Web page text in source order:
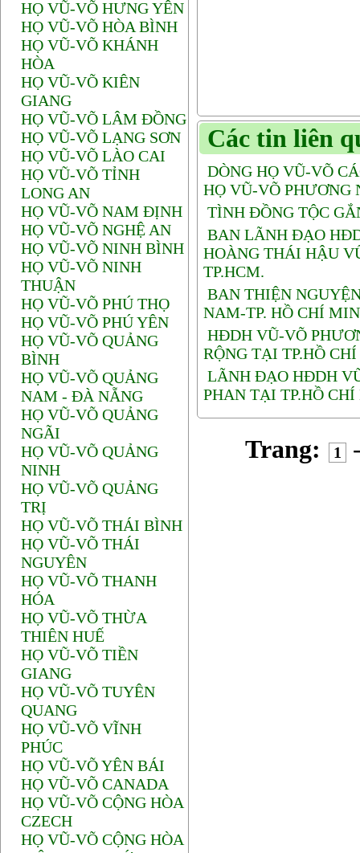
HỌ VŨ-VÕ HƯNG YÊN
HỌ VŨ-VÕ HÒA BÌNH
HỌ VŨ-VÕ KHÁNH
HÒA
HỌ VŨ-VÕ KIÊN
GIANG
HỌ VŨ-VÕ LÂM ĐỒNG
HỌ VŨ-VÕ LẠNG SƠN
HỌ VŨ-VÕ LÀO CAI
HỌ VŨ-VÕ TỈNH
LONG AN
HỌ VŨ-VÕ NAM ĐỊNH
HỌ VŨ-VÕ NGHỆ AN
HỌ VŨ-VÕ NINH BÌNH
HỌ VŨ-VÕ NINH
THUẬN
HỌ VŨ-VÕ PHÚ THỌ
HỌ VŨ-VÕ PHÚ YÊN
HỌ VŨ-VÕ QUẢNG
BÌNH
HỌ VŨ-VÕ QUẢNG
NAM - ĐÀ NẴNG
HỌ VŨ-VÕ QUẢNG
NGÃI
HỌ VŨ-VÕ QUẢNG
NINH
HỌ VŨ-VÕ QUẢNG
TRỊ
HỌ VŨ-VÕ THÁI BÌNH
HỌ VŨ-VÕ THÁI
NGUYÊN
HỌ VŨ-VÕ THANH
HÓA
HỌ VŨ-VÕ THỪA
THIÊN HUẾ
HỌ VŨ-VÕ TIỀN
GIANG
HỌ VŨ-VÕ TUYÊN
QUANG
HỌ VŨ-VÕ VĨNH
PHÚC
HỌ VŨ-VÕ YÊN BÁI
HỌ VŨ-VÕ CANADA
HỌ VŨ-VÕ CỘNG HÒA
CZECH
HỌ VŨ-VÕ CỘNG HÒA
Các tin liên
DÒNG HỌ VŨ-VÕ
HỌ VŨ-VÕ PHƯƠNG
TÌNH ĐỒNG TỘC
BAN LÃNH ĐẠO
HOÀNG THÁI HẬU
TP.HCM.
BAN THIỆN
NAM-TP. HỒ CHÍ
HĐDH VŨ-VÕ
RỘNG TẠI TP.HỒ
LÃNH ĐẠO HĐDH
PHAN TẠI TP.HỒ
Trang: 1